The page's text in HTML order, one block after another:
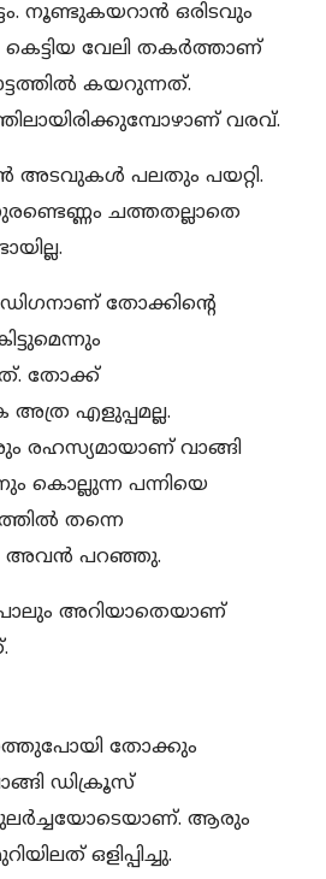
നൂണ്ടുകയറാൻ ഒരിടവും
വേലി തകർത്താണ്
കയറുന്നത്.
വരവ്.
പലതും പയറ്റി.
ചത്തതല്ലാതെ
തോക്കിന്റെ
തോക്ക്
അത്ര എളുപ്പമല്ല.
വാങ്ങി
കൊല്ലുന്ന പന്നിയെ
തന്നെ
അവൻ പറഞ്ഞു.
അറിയാതെയാണ്
തോക്കും
ഡിക്രൂസ്
പുലർച്ചയോടെയാണ്. ആരും
ഒളിപ്പിച്ചു.